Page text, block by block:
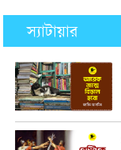
স্যাটায়ার